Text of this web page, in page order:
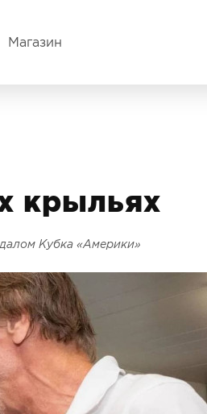
Магазин
крыльях
Кубка «Америки»